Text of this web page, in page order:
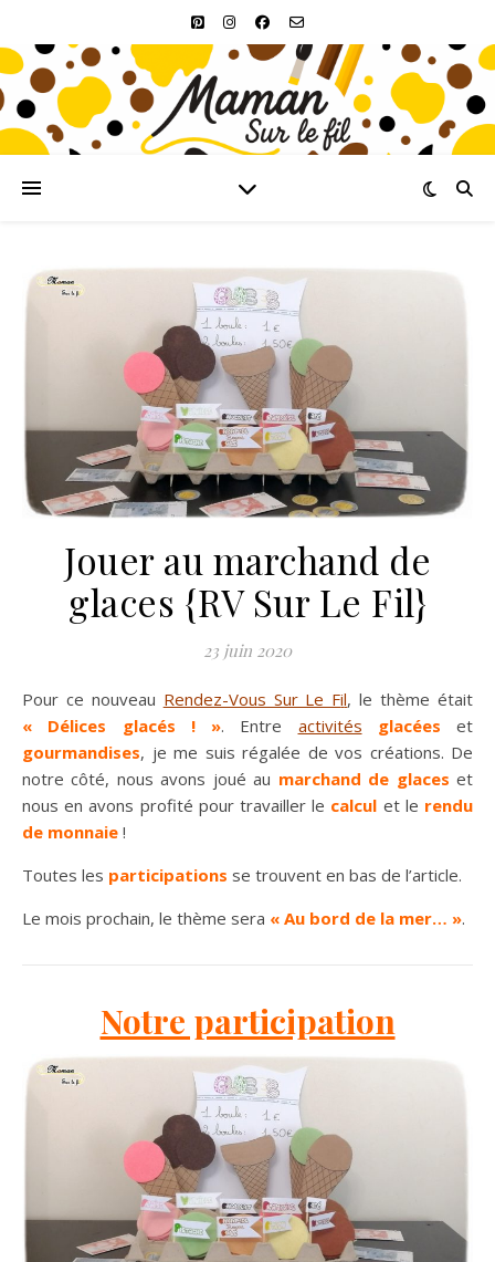
Jouer au marchand de
glaces {RV Sur Le Fil}
23 juin 2020
Pour ce nouveau Rendez-Vous Sur Le Fil, le thème était
« Délices glacés ! ». Entre activités glacées et
gourmandises, je me suis régalée de vos créations. De
notre côté, nous avons joué au marchand de glaces et
nous en avons profité pour travailler le calcul et le rendu
de monnaie !
Toutes les participations se trouvent en bas de l’article.
Le mois prochain, le thème sera « Au bord de la mer… ».
Notre participation